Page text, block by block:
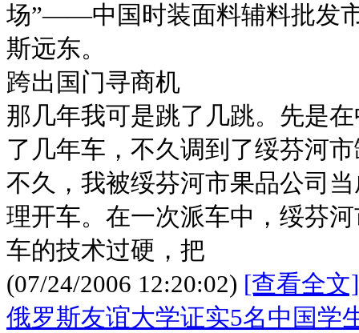
场”——中国时装面料辅料批发
斯远东。
跨出国门寻商机
那几年我可是跳了几跳。先是
了几年车，不久调到了绥芬河
不久，我被绥芬河市果品公司
理开车。在一次派车中，绥芬
车的技术过硬，把
(07/24/2006 12:20:02) [查看全文]
俄罗斯友谊大学证实5名中国学